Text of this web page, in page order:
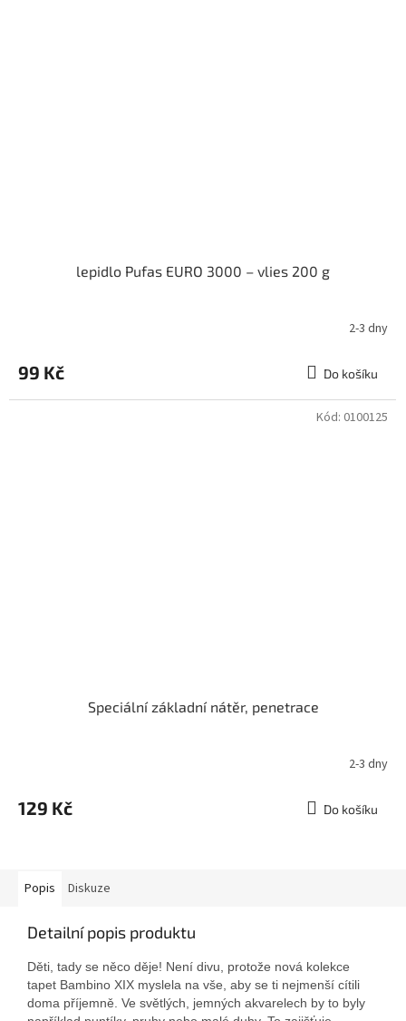
lepidlo Pufas EURO 3000 – vlies 200 g
2-3 dny
99 Kč Do košíku
Speciální základní nátěr, penetrace
2-3 dny
129 Kč Do košíku
Kód: 0100125
Popis Diskuze
Detailní popis produktu
Děti, tady se něco děje! Není divu, protože nová kolekce
tapet Bambino XIX myslela na vše, aby se ti nejmenší cítili
doma příjemně. Ve světlých, jemných akvarelech by to byly